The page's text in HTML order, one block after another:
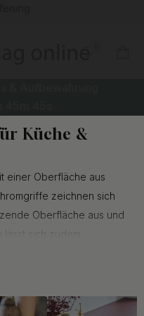
Küche &
einer Oberfläche aus
zeichnen sich
Oberfläche aus und
sich zudem
und passt ideal
Sie verchromte Griffe mit